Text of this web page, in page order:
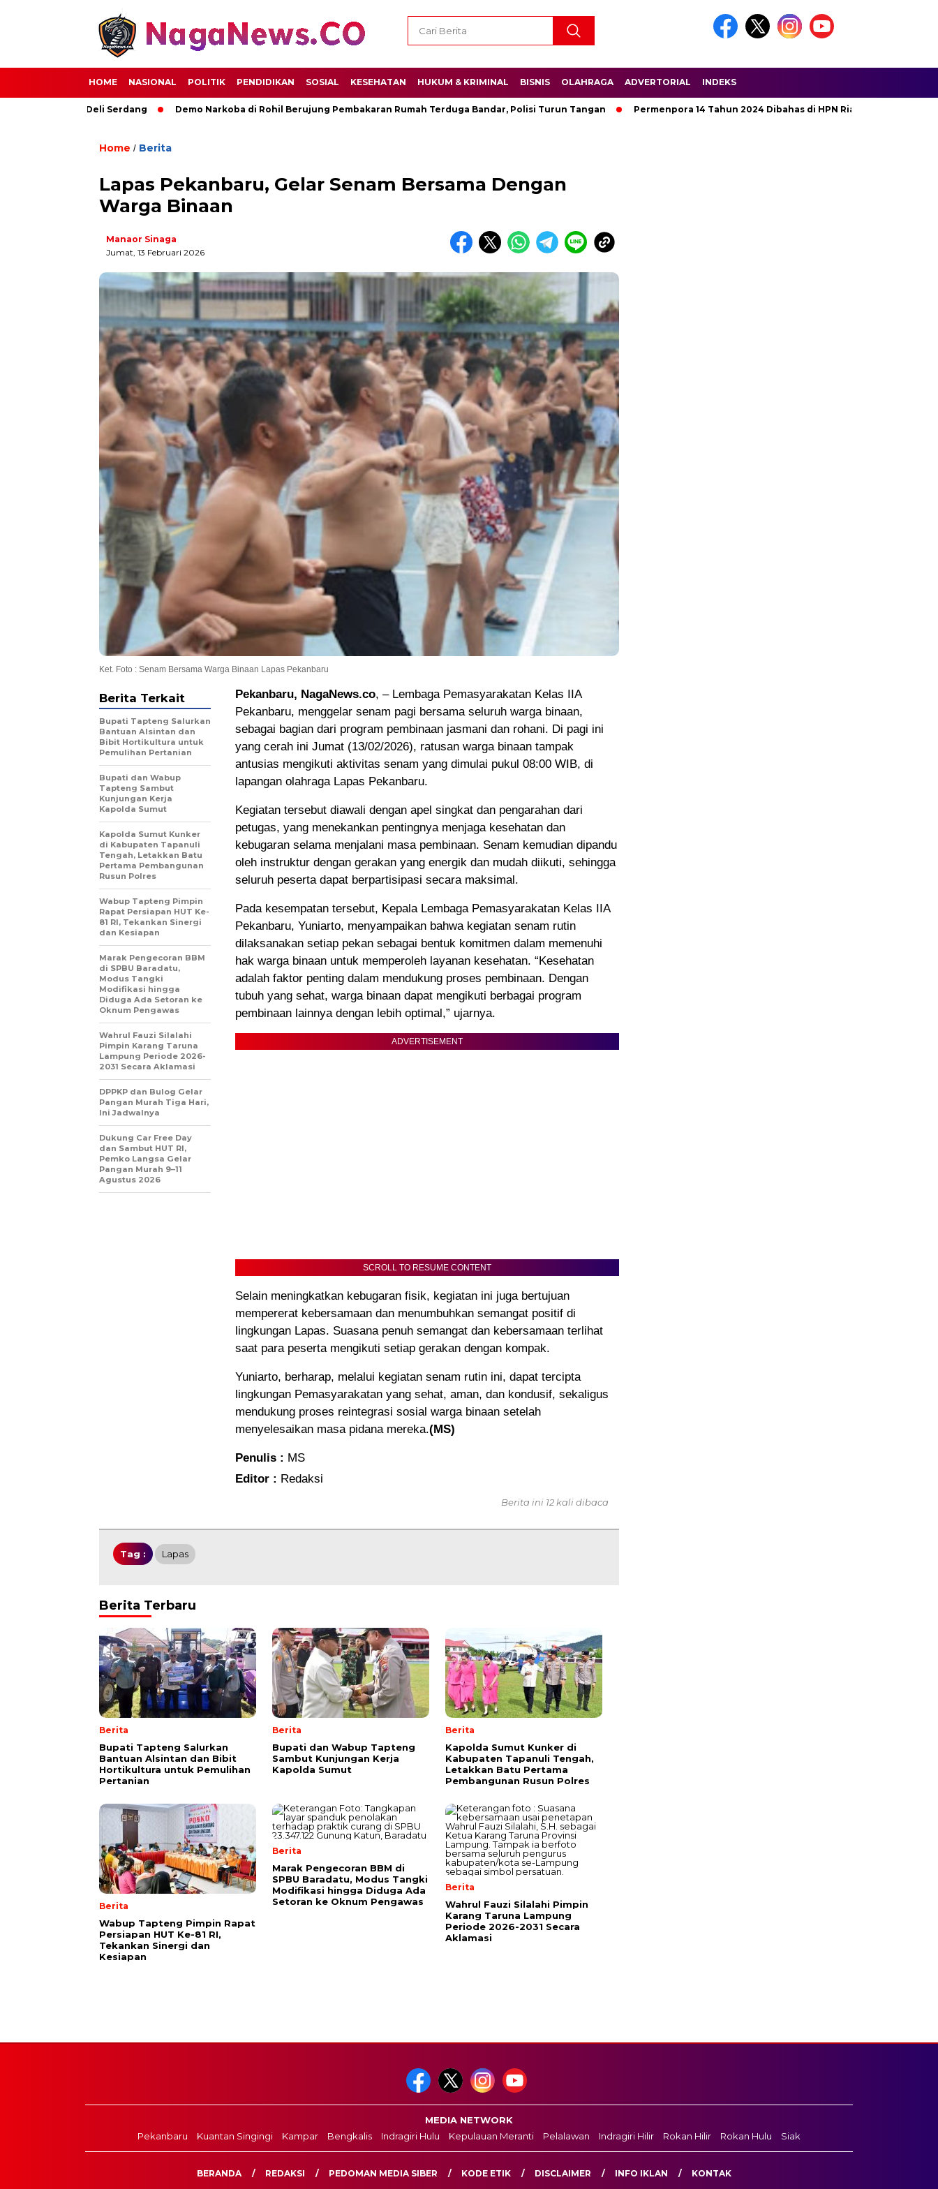
HOME NASIONAL POLITIK PENDIDIKAN SOSIAL KESEHATAN HUKUM & KRIMINAL BISNIS OLAHRAGA ADVERTORIAL INDEKS
Deli Serdang Demo Narkoba di Rohil Berujung Pembakaran Rumah Terduga Bandar, Polisi Turun Tangan Permenpora 14 Tahun 2024 Dibahas di HPN Riau 2025
Home / Berita
Lapas Pekanbaru, Gelar Senam Bersama Dengan
Warga Binaan
Manaor Sinaga
Jumat, 13 Februari 2026
Ket. Foto : Senam Bersama Warga Binaan Lapas Pekanbaru
Pekanbaru, NagaNews.co, – Lembaga Pemasyarakatan Kelas IIA
Pekanbaru, menggelar senam pagi bersama seluruh warga binaan,
sebagai bagian dari program pembinaan jasmani dan rohani. Di pagi ini
yang cerah ini Jumat (13/02/2026), ratusan warga binaan tampak
antusias mengikuti aktivitas senam yang dimulai pukul 08:00 WIB, di
lapangan olahraga Lapas Pekanbaru.
Kegiatan tersebut diawali dengan apel singkat dan pengarahan dari
petugas, yang menekankan pentingnya menjaga kesehatan dan
kebugaran selama menjalani masa pembinaan. Senam kemudian dipandu
oleh instruktur dengan gerakan yang energik dan mudah diikuti, sehingga
seluruh peserta dapat berpartisipasi secara maksimal.
Pada kesempatan tersebut, Kepala Lembaga Pemasyarakatan Kelas IIA
Pekanbaru, Yuniarto, menyampaikan bahwa kegiatan senam rutin
dilaksanakan setiap pekan sebagai bentuk komitmen dalam memenuhi
hak warga binaan untuk memperoleh layanan kesehatan. “Kesehatan
adalah faktor penting dalam mendukung proses pembinaan. Dengan
tubuh yang sehat, warga binaan dapat mengikuti berbagai program
pembinaan lainnya dengan lebih optimal,” ujarnya.
ADVERTISEMENT
SCROLL TO RESUME CONTENT
Selain meningkatkan kebugaran fisik, kegiatan ini juga bertujuan
mempererat kebersamaan dan menumbuhkan semangat positif di
lingkungan Lapas. Suasana penuh semangat dan kebersamaan terlihat
saat para peserta mengikuti setiap gerakan dengan kompak.
Yuniarto, berharap, melalui kegiatan senam rutin ini, dapat tercipta
lingkungan Pemasyarakatan yang sehat, aman, dan kondusif, sekaligus
mendukung proses reintegrasi sosial warga binaan setelah
menyelesaikan masa pidana mereka.(MS)
Penulis : MS
Editor : Redaksi
Berita Terkait
Bupati Tapteng Salurkan
Bantuan Alsintan dan
Bibit Hortikultura untuk
Pemulihan Pertanian
Bupati dan Wabup
Tapteng Sambut
Kunjungan Kerja
Kapolda Sumut
Kapolda Sumut Kunker
di Kabupaten Tapanuli
Tengah, Letakkan Batu
Pertama Pembangunan
Rusun Polres
Wabup Tapteng Pimpin
Rapat Persiapan HUT Ke-
81 RI, Tekankan Sinergi
dan Kesiapan
Marak Pengecoran BBM
di SPBU Baradatu,
Modus Tangki
Modifikasi hingga
Diduga Ada Setoran ke
Oknum Pengawas
Wahrul Fauzi Silalahi
Pimpin Karang Taruna
Lampung Periode 2026-
2031 Secara Aklamasi
DPPKP dan Bulog Gelar
Pangan Murah Tiga Hari,
Ini Jadwalnya
Dukung Car Free Day
dan Sambut HUT RI,
Pemko Langsa Gelar
Pangan Murah 9–11
Agustus 2026
Berita ini 12 kali dibaca
Tag : Lapas
Berita Terbaru
Berita
Bupati Tapteng Salurkan
Bantuan Alsintan dan Bibit
Hortikultura untuk Pemulihan
Pertanian
Berita
Bupati dan Wabup Tapteng
Sambut Kunjungan Kerja
Kapolda Sumut
Berita
Kapolda Sumut Kunker di
Kabupaten Tapanuli Tengah,
Letakkan Batu Pertama
Pembangunan Rusun Polres
Berita
Wabup Tapteng Pimpin Rapat
Persiapan HUT Ke-81 RI,
Tekankan Sinergi dan
Kesiapan
Berita
Marak Pengecoran BBM di
SPBU Baradatu, Modus Tangki
Modifikasi hingga Diduga Ada
Setoran ke Oknum Pengawas
Berita
Wahrul Fauzi Silalahi Pimpin
Karang Taruna Lampung
Periode 2026-2031 Secara
Aklamasi
MEDIA NETWORK
Pekanbaru
Kuantan Singingi Kampar Bengkalis Indragiri Hulu Kepulauan Meranti Pelalawan Indragiri Hilir Rokan Hilir Rokan Hulu Siak
BERANDA REDAKSI PEDOMAN MEDIA SIBER KODE ETIK DISCLAIMER INFO IKLAN KONTAK